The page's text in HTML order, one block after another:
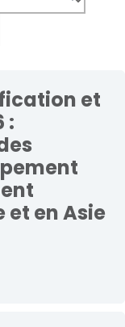
et
:
en Asie